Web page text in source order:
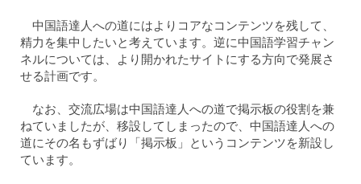
中国語達人への道にはよりコアなコンテンツを残して、
精力を集中したいと考えています。逆に中国語学習チャン
ネルについては、より開かれたサイトにする方向で発展さ
せる計画です。
なお、交流広場は中国語達人への道で掲示板の役割を兼
ねていましたが、移設してしまったので、中国語達人への
道にその名もずばり「掲示板」というコンテンツを新設し
ています。